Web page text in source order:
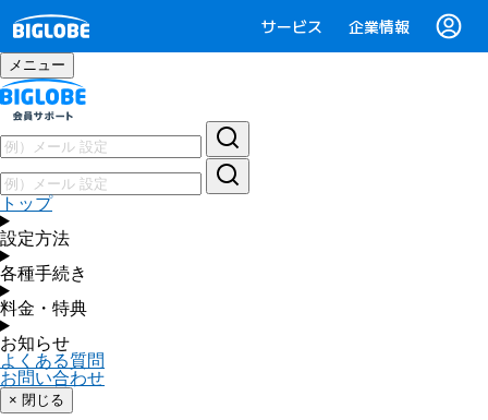
サービス 企業情報
メニュー
トップ
設定方法
各種手続き
料金・特典
お知らせ
よくある質問
お問い合わせ
× 閉じる